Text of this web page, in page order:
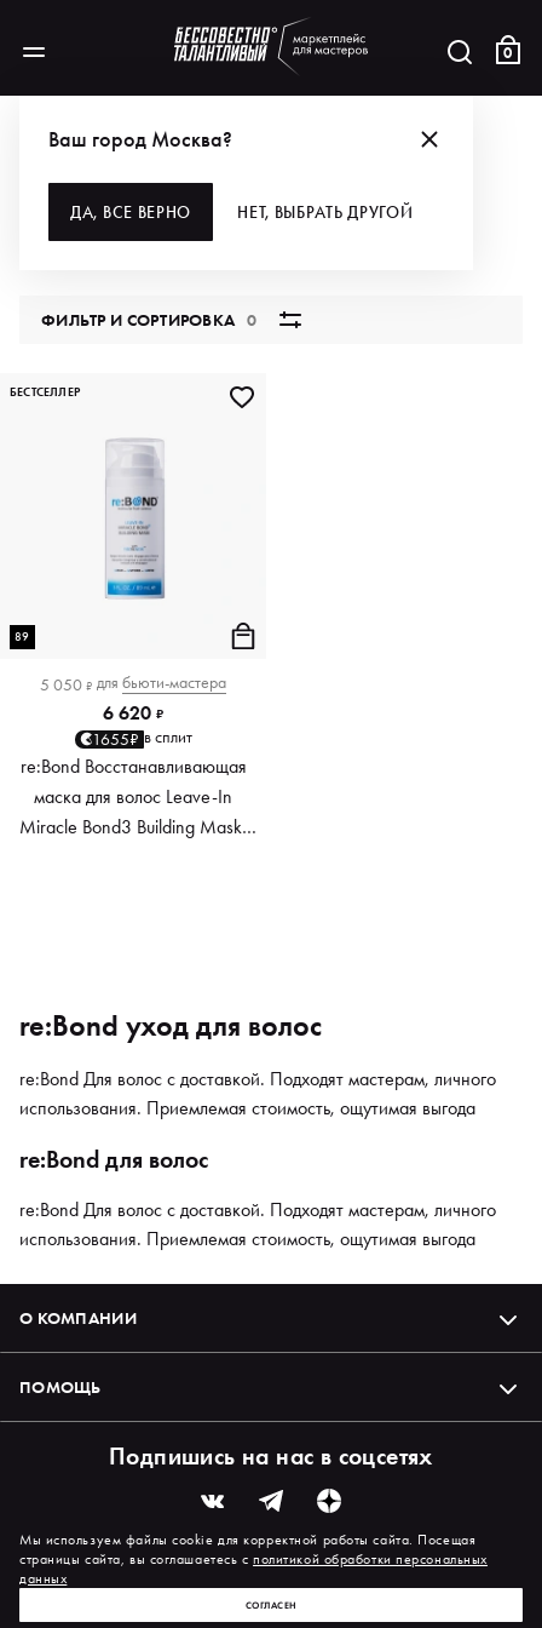
0
Ваш город Москва?
ДА, ВСЕ ВЕРНО НЕТ, ВЫБРАТЬ ДРУГОЙ
ДЛЯ ВОЛОС
ФИЛЬТР И СОРТИРОВКА0
89
5 050 ₽ для бьюти-мастера
6 620 ₽
1655₽ в сплит
re:Bond Восстанавливающая
маска для волос Leave-In
Miracle Bond3 Building Mask,
БЕСТСЕЛЛЕР
re:Bond уход для волос
re:Bond Для волос с доставкой. Подходят мастерам, личного
использования. Приемлемая стоимость, ощутимая выгода
re:Bond для волос
re:Bond Для волос с доставкой. Подходят мастерам, личного
использования. Приемлемая стоимость, ощутимая выгода
О КОМПАНИИ
ПОМОЩЬ
Подпишись на нас в соцсетях
Мы используем файлы cookie для корректной работы сайта. Посещая
страницы сайта, вы соглашаетесь сполитикой обработки персональных
данных
СОГЛАСЕН